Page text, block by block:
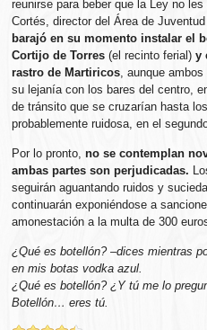
reunirse para beber que la Ley no
Cortés, director del Área de
barajó en su momento instalar el
Cortijo de Torres (el recinto ferial)y
rastro de Martiricos, aunque
su lejanía con los bares del centro,
de tránsito que se cruzarían hasta
probablemente ruidosa, en el
Por lo pronto,no se contemplan
ambas partes son perjudicadas.
seguirán aguantando ruidos y
continuarán exponiéndose a
amonestación a la multa de 300
¿Qué es botellón? –dices mientras
en mis botas vodka azul.
¿Qué es botellón? ¿Y tú me lo
Botellón… eres tú.